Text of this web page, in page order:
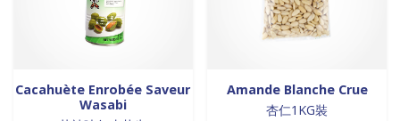
Cacahuète Enrobée Saveur
Wasabi
Amande Blanche Crue
杏仁1KG裝